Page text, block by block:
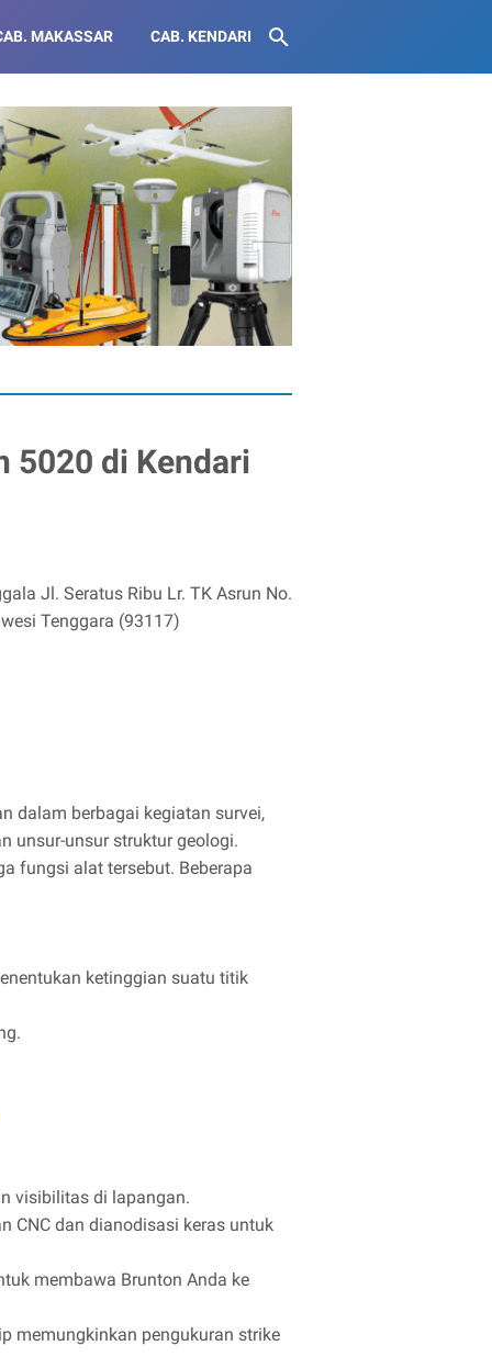
MAKASSAR CAB. KENDARI
5020 di Kendari
Jl. Seratus Ribu Lr. TK Asrun No.
Tenggara (93117)
dalam berbagai kegiatan survei,
unsur-unsur struktur geologi.
fungsi alat tersebut. Beberapa
ketinggian suatu titik
visibilitas di lapangan.
CNC dan dianodisasi keras untuk
membawa Brunton Anda ke
memungkinkan pengukuran strike